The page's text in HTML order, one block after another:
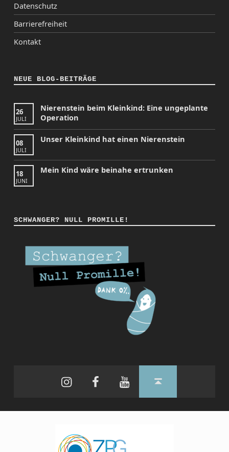
Datenschutz
Barrierefreiheit
Kontakt
NEUE BLOG-BEITRÄGE
26
JULI
Nierenstein beim Kleinkind: Eine ungeplante
Operation
08
JULI
Unser Kleinkind hat einen Nierenstein
18
JUNI
Mein Kind wäre beinahe ertrunken
SCHWANGER? NULL PROMILLE!
FacebookYouTubeBack to top ↑